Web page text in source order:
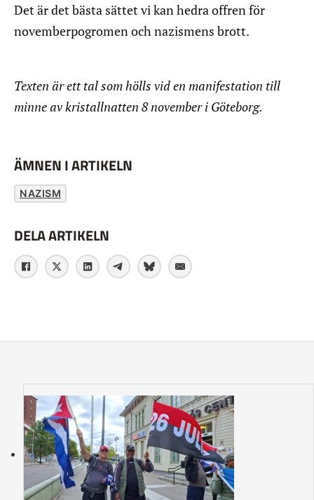
Det är det bästa sättet vi kan hedra offren för
novemberpogromen och nazismens brott.
Texten är ett tal som hölls vid en manifestation till
minne av kristallnatten 8 november i Göteborg.
ÄMNEN I ARTIKELN
NAZISM
DELA ARTIKELN